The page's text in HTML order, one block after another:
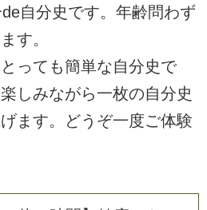
自分史です。年齢問わず
す。
っても簡単な自分史で
しみながら一枚の自分史
ます。どうぞ一度ご体験